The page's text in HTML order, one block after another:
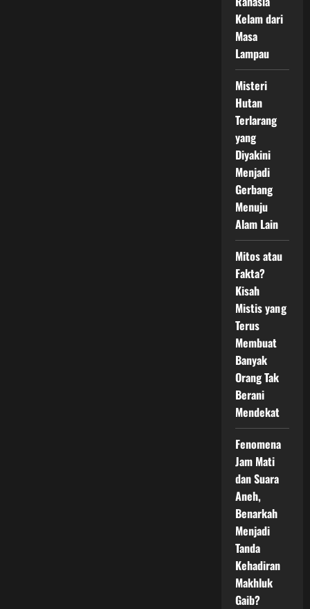
Kelam dari
Masa
Lampau
Misteri
Hutan
Terlarang
yang
Diyakini
Menjadi
Gerbang
Menuju
Alam Lain
Mitos atau
Fakta?
Kisah
Mistis yang
Terus
Membuat
Banyak
Orang Tak
Berani
Mendekat
Fenomena
Jam Mati
dan Suara
Aneh,
Benarkah
Menjadi
Tanda
Kehadiran
Makhluk
Gaib?